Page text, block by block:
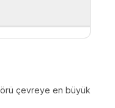
çevreye en büyük